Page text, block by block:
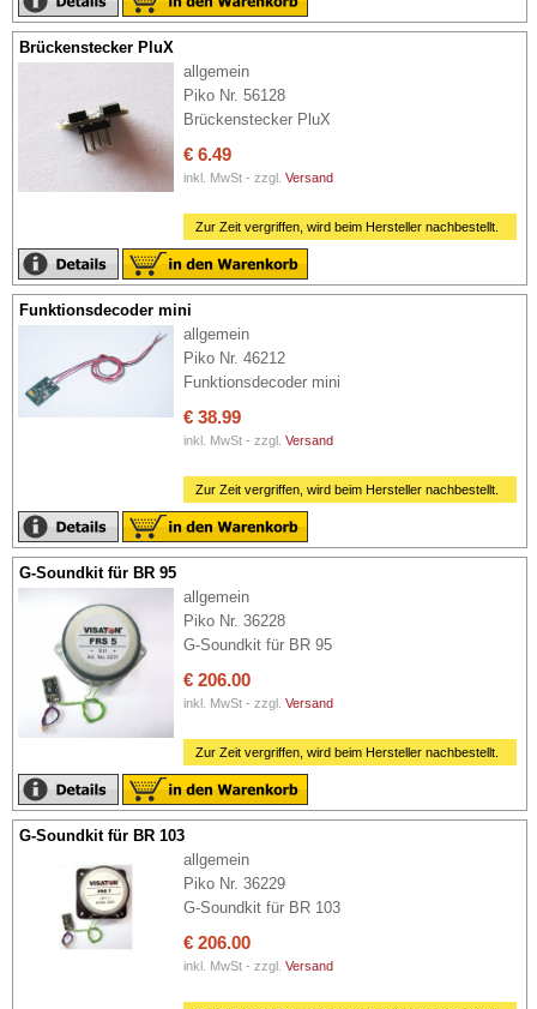
Brückenstecker PluX
allgemein
Piko Nr. 56128
Brückenstecker PluX
€ 6.49
inkl. MwSt - zzgl. Versand
Zur Zeit vergriffen, wird beim Hersteller nachbestellt.
Funktionsdecoder mini
allgemein
Piko Nr. 46212
Funktionsdecoder mini
€ 38.99
inkl. MwSt - zzgl. Versand
Zur Zeit vergriffen, wird beim Hersteller nachbestellt.
G-Soundkit für BR 95
allgemein
Piko Nr. 36228
G-Soundkit für BR 95
€ 206.00
inkl. MwSt - zzgl. Versand
Zur Zeit vergriffen, wird beim Hersteller nachbestellt.
G-Soundkit für BR 103
allgemein
Piko Nr. 36229
G-Soundkit für BR 103
€ 206.00
inkl. MwSt - zzgl. Versand